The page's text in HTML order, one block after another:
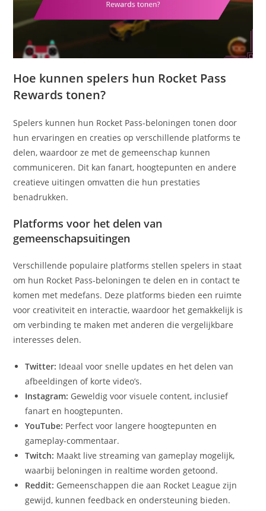
Hoe kunnen spelers hun Rocket Pass
Rewards tonen?
Spelers kunnen hun Rocket Pass-beloningen tonen door
hun ervaringen en creaties op verschillende platforms te
delen, waardoor ze met de gemeenschap kunnen
communiceren. Dit kan fanart, hoogtepunten en andere
creatieve uitingen omvatten die hun prestaties
benadrukken.
Platforms voor het delen van
gemeenschapsuitingen
Verschillende populaire platforms stellen spelers in staat
om hun Rocket Pass-beloningen te delen en in contact te
komen met medefans. Deze platforms bieden een ruimte
voor creativiteit en interactie, waardoor het gemakkelijk is
om verbinding te maken met anderen die vergelijkbare
interesses delen.
Twitter: Ideaal voor snelle updates en het delen van
afbeeldingen of korte video’s.
Instagram: Geweldig voor visuele content, inclusief
fanart en hoogtepunten.
YouTube: Perfect voor langere hoogtepunten en
gameplay-commentaar.
Twitch: Maakt live streaming van gameplay mogelijk,
waarbij beloningen in realtime worden getoond.
Reddit: Gemeenschappen die aan Rocket League zijn
gewijd, kunnen feedback en ondersteuning bieden.